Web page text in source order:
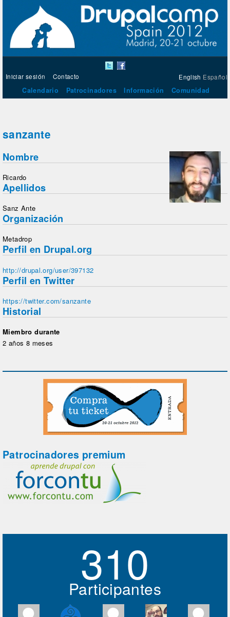
English Español
Iniciar sesión Contacto
Calendario Patrocinadores Información Comunidad
sanzante
Nombre
Ricardo
Apellidos
Sanz Ante
Organización
Metadrop
Perfil en Drupal.org
http://drupal.org/user/397132
Perfil en Twitter
https://twitter.com/sanzante
Historial
Miembro durante
2 años 8 meses
Patrocinadores premium
310
Participantes